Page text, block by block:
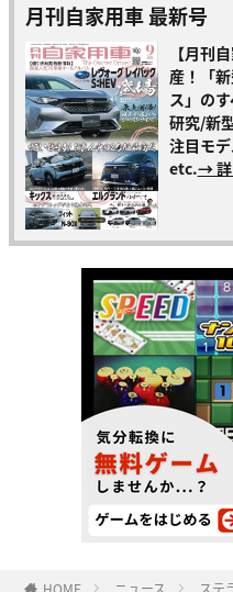
月刊自家用車 最新号
【月刊
産！「
ス」の
研究/新
注目モ
etc.→ 詳